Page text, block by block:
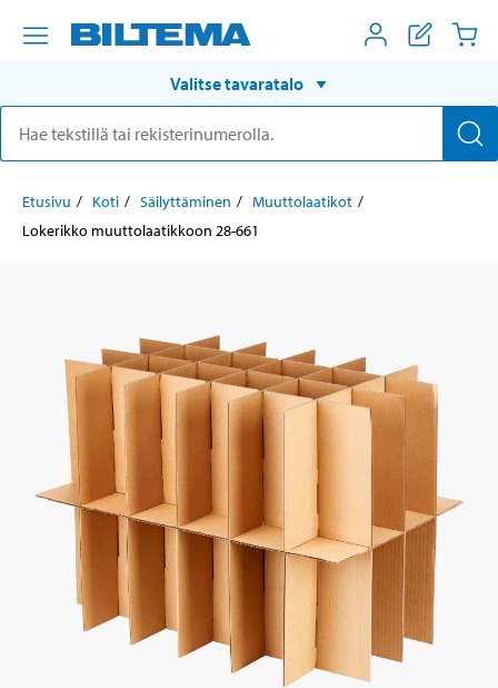
Valitse tavaratalo
Etusivu Koti Säilyttäminen
Muuttolaatikot
Lokerikko muuttolaatikkoon 28-661